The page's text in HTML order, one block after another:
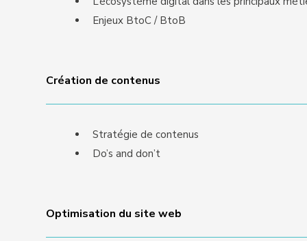
Enjeux BtoC / BtoB
Création de contenus
Stratégie de contenus
Do’s and don’t
Optimisation du site web